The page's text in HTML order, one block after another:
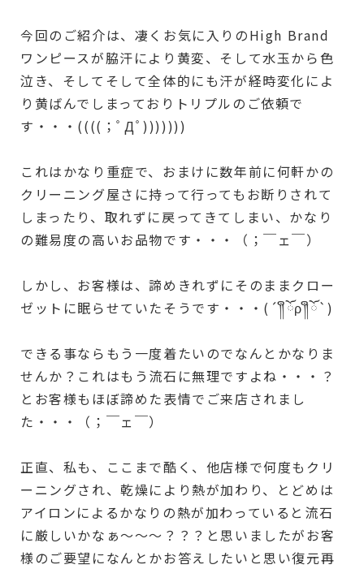
今回のご紹介は、凄くお気に入りのHigh Brand
ワンピースが脇汗により黄変、そして水玉から色
泣き、そしてそして全体的にも汗が経時変化によ
り黄ばんでしまっておりトリプルのご依頼で
す・・・((((；ﾟДﾟ)))))))
これはかなり重症で、おまけに数年前に何軒かの
クリーニング屋さに持って行ってもお断りされて
しまったり、取れずに戻ってきてしまい、かなり
の難易度の高いお品物です・・・（；￣ェ￣）
しかし、お客様は、諦めきれずにそのままクロー
ゼットに眠らせていたそうです・・・(´༎ຶོρ༎ຶོ`)
できる事ならもう一度着たいのでなんとかなりま
せんか？これはもう流石に無理ですよね・・・？
とお客様もほぼ諦めた表情でご来店されまし
た・・・（；￣ェ￣）
正直、私も、ここまで酷く、他店様で何度もクリ
ーニングされ、乾燥により熱が加わり、とどめは
アイロンによるかなりの熱が加わっていると流石
に厳しいかなぁ〜〜〜？？？と思いましたがお客
様のご要望になんとかお答えしたいと思い復元再